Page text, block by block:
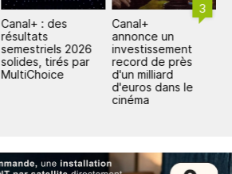
Canal+ : des
résultats
semestriels 2026
solides, tirés par
MultiChoice
3
Canal+
annonce un
investissement
record de près
d'un milliard
d'euros dans le
cinéma